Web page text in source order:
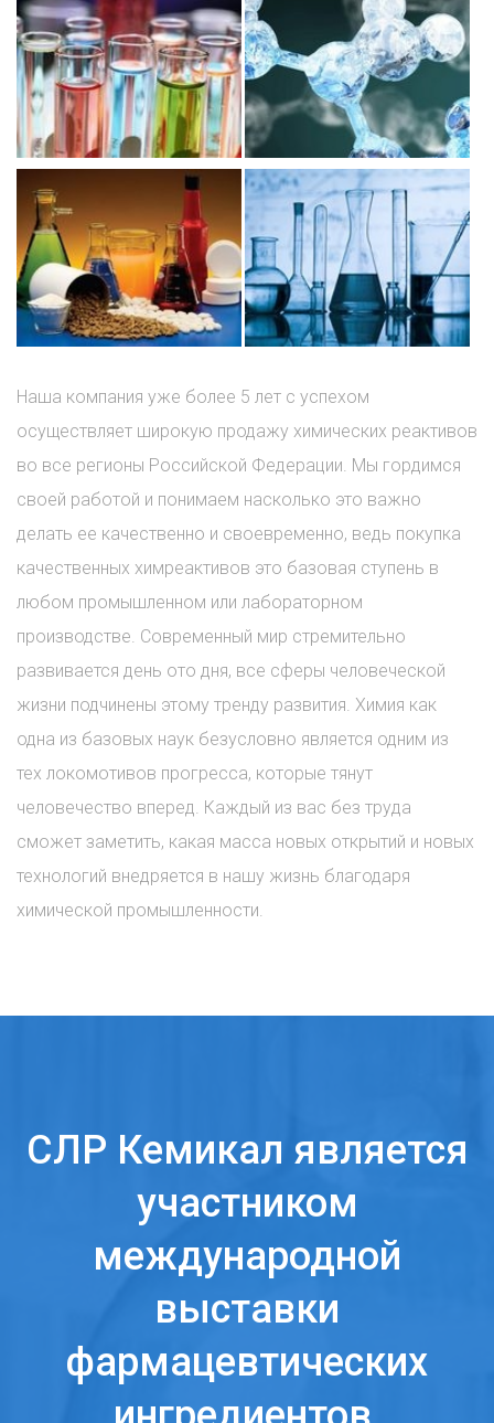
Наша компания уже более 5 лет с успехом
осуществляет широкую продажу химических реактивов
во все регионы Российской Федерации. Мы гордимся
своей работой и понимаем насколько это важно
делать ее качественно и своевременно, ведь покупка
качественных химреактивов это базовая ступень в
любом промышленном или лабораторном
производстве. Современный мир стремительно
развивается день ото дня, все сферы человеческой
жизни подчинены этому тренду развития. Химия как
одна из базовых наук безусловно является одним из
тех локомотивов прогресса, которые тянут
человечество вперед. Каждый из вас без труда
сможет заметить, какая масса новых открытий и новых
технологий внедряется в нашу жизнь благодаря
химической промышленности.
СЛР Кемикал является
участником
международной
выставки
фармацевтических